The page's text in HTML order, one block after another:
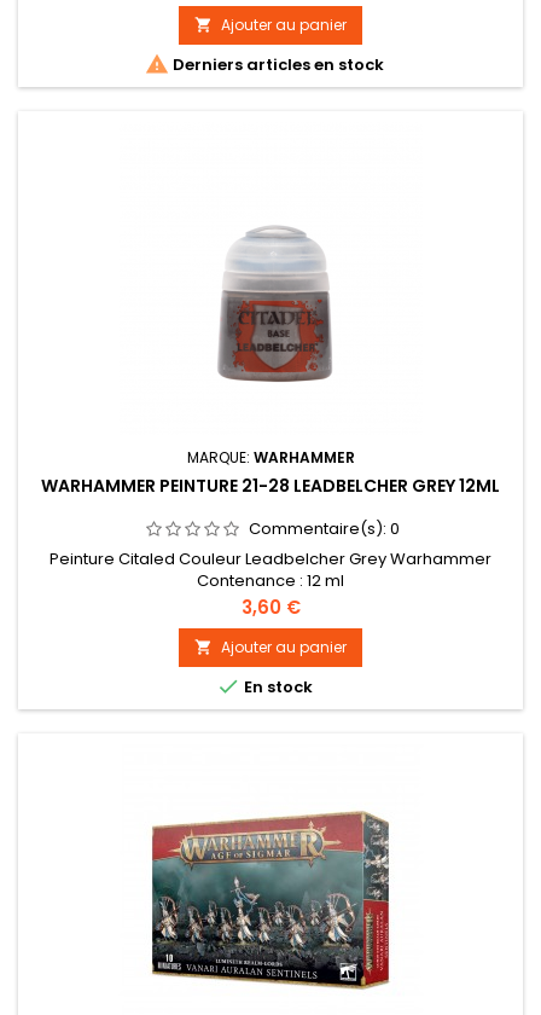
 Ajouter au panier
 Derniers articles en stock
MARQUE: WARHAMMER
WARHAMMER PEINTURE 21-28 LEADBELCHER GREY 12ML
Commentaire(s): 0
Peinture Citaled Couleur Leadbelcher Grey Warhammer
Contenance : 12 ml
Prix
3,60 €
 Ajouter au panier
 En stock